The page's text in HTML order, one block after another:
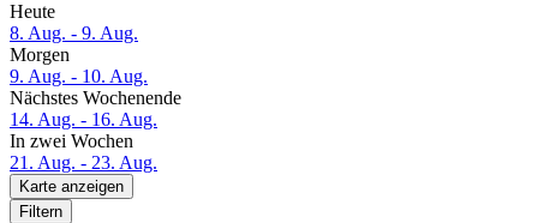
Heute
8. Aug. - 9. Aug.
Morgen
9. Aug. - 10. Aug.
Nächstes Wochenende
14. Aug. - 16. Aug.
In zwei Wochen
21. Aug. - 23. Aug.
Karte anzeigen
Filtern